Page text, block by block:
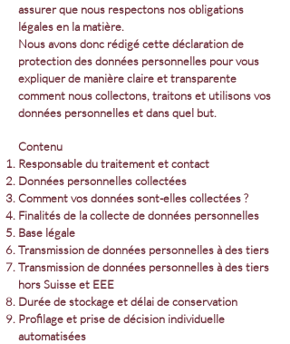
assurer que nous respectons nos obligations
légales en la matière.
Nous avons donc rédigé cette déclaration de
protection des données personnelles pour vous
expliquer de manière claire et transparente
comment nous collectons, traitons et utilisons vos
données personnelles et dans quel but.
Contenu
Responsable du traitement et contact
Données personnelles collectées
Comment vos données sont-elles collectées ?
Finalités de la collecte de données personnelles
Base légale
Transmission de données personnelles à des tiers
Transmission de données personnelles à des tiers
hors Suisse et EEE
Durée de stockage et délai de conservation
Profilage et prise de décision individuelle
automatisées